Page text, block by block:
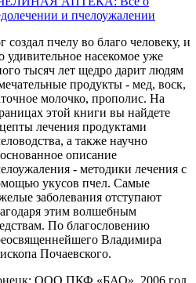
и пчелоужалении
создал пчелу во благо человеку, и
удивительное насекомое уже
тысяч лет щедро дарит людям
продукты - мед, воск,
молочко, прополис. На
этой книги вы найдете
лечения продуктами
а также научно
описание
- методики лечения с
укусов пчел. Самые
заболевания отступают
этим волшебным
По благословению
Владимира
Почаевского.
ООО ПКФ «БАО», 2006 год.